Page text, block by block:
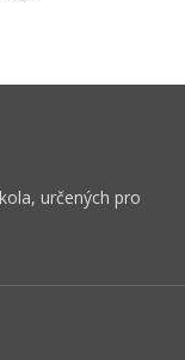
určených pro